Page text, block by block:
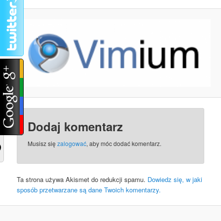
Dodaj komentarz
Musisz sięzalogować, aby móc dodać komentarz.
Ta strona używa Akismet do redukcji spamu. Dowiedz się, w jaki
sposób przetwarzane są dane Twoich komentarzy.